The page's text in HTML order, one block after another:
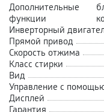
Дополнительные
функции
Инверторный
Прямой привод
Скорость отжима
Класс стирки
Вид
Управление с
Дисплей
Гарантия